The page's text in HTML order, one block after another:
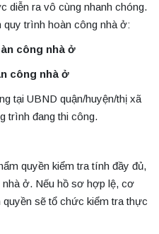
diễn ra vô cùng nhanh chóng.
trình hoàn công nhà ở:
công nhà ở
công nhà ở
tại UBND quận/huyện/thị xã
trình đang thi công.
quyền kiểm tra tính đầy đủ,
ở. Nếu hồ sơ hợp lệ, cơ
sẽ tổ chức kiểm tra thực